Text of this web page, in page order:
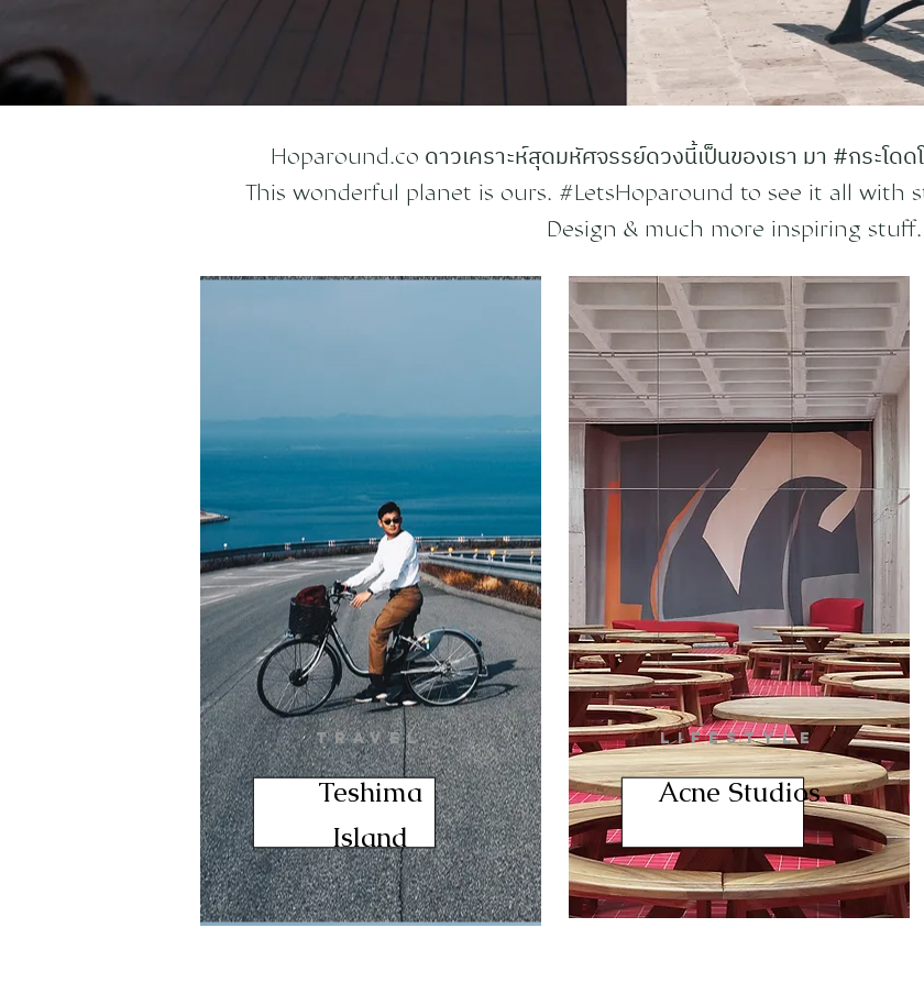
Hoparound.co ดาวเคราะห์สุดมหัศจรรย์ดวงนี้เป็นของเรา มา #กระโด
This wonderful planet is ours. #LetsHoparound to see it all with
Design & much more inspiring stuff.
TRAVEL
Teshima
Island
LIFESTYLE
Acne Studios